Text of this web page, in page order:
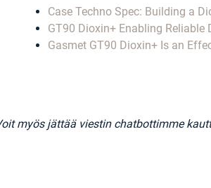
Case Techno Spec: Building a
GT90 Dioxin+ Enabling Reliable
Gasmet GT90 Dioxin+ Is an
myös jättää viestin chatbottimme